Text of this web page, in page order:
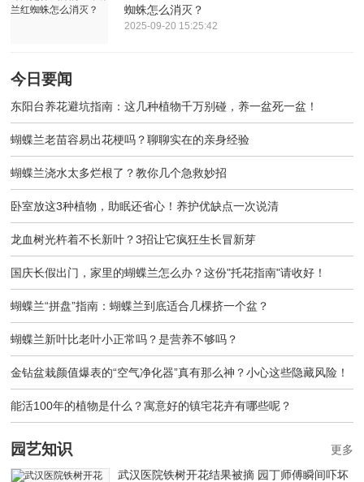
蜘蛛怎么消灭？
2025-09-20 15:25:42
今日要闻
东阳台养花避坑指南：这几种植物千万别碰，养一盆死一盆！
蝴蝶兰老苗容易出花梗吗？聊聊实在的亲身经验
蝴蝶兰浇水太多烂根了？教你几个急救妙招
卧室放这3种植物，助眠还省心！养护优缺点一次说清
龙血树光杵着不长新叶？3招让它疯狂生长冒新芽
国庆长假出门，家里的蝴蝶兰怎么办？这份"托花指南"请收好！
蝴蝶兰“拼盘”指南：蝴蝶兰到底适合几棵挤一个盆？
蝴蝶兰新叶比老叶小正常吗？是营养不够吗？
金钻盆栽颜值爆表的“空气净化器”真有那么神？小心这些隐藏风险！
能活100年的植物是什么？寓意好的镇宅花卉有哪些呢？
园艺知识
武汉医院铁树开花结果被摘 园丁师傅瞬间吓坏
更多